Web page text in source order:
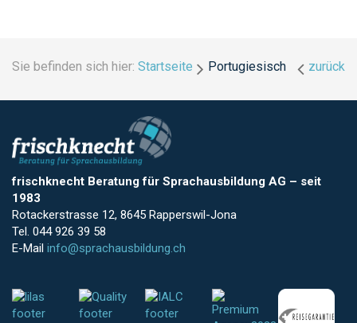
Sie befinden sich hier: Startseite Portugiesisch zurück
frischknecht Beratung für Sprachausbildung AG – seit
1983
Rotackerstrasse 12, 8645 Rapperswil-Jona
Tel. 044 926 39 58
E-Mail info@sprachausbildung.ch